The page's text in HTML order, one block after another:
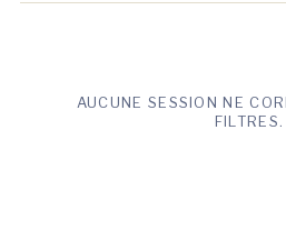
AUCUNE SESSION NE
FILTRES.